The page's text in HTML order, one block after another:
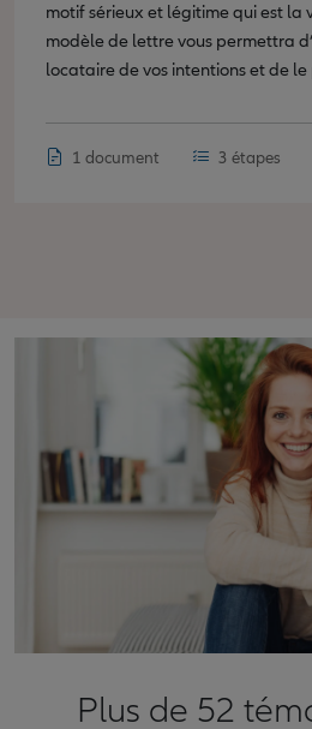
motif sérieux et légitime qui est la
modèle de lettre vous permettra
locataire de vos intentions et de le
1 document 3 étapes
Plus de 52